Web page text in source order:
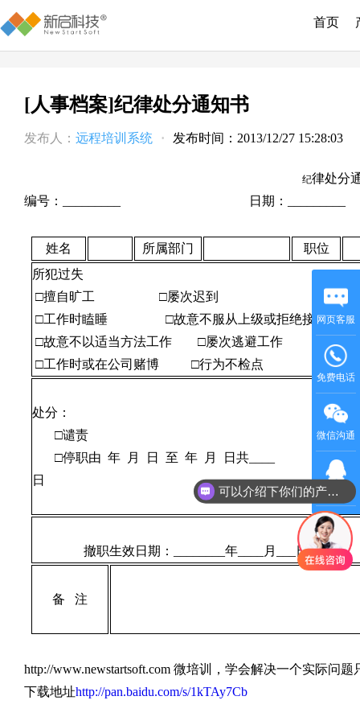
首页
[人事档案]纪律处分通知书
发布人： 远程培训系统 · 发布时间：2013/12/27 15:28:03
纪律处分
编号：
日期：_________
姓名 所属部门
职位
所犯过失
□擅自旷工
□屡次迟到
□工作时瞌睡
□故意不服从上级或拒绝接受正当
□故意不以适当方法工作
□屡次逃避工作
□工作时或在公司赌博
□行为不检点
处分：
□谴责
□停职由 年 月 日 至 年 月 日共
日
撤职生效日期： 年 月 日
备 注
http://www.newstartsoft.com 微培训，学会解决一个实际问题
下载地址http://pan.baidu.com/s/1kTAy7Cb
网页客服
免费电话
微信沟通
QQ客服
可以介绍下你们的产品么